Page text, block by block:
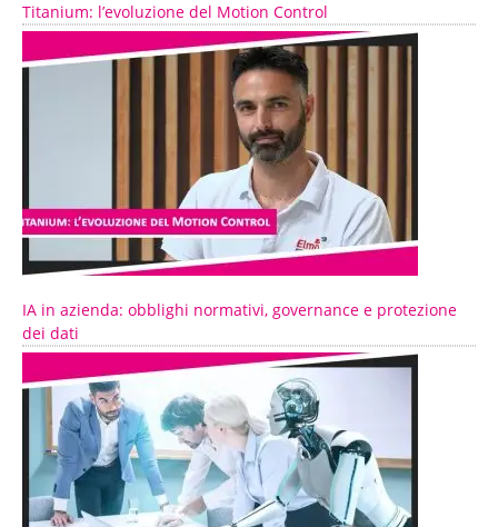
Titanium: l’evoluzione del Motion Control
IA in azienda: obblighi normativi, governance e protezione
dei dati